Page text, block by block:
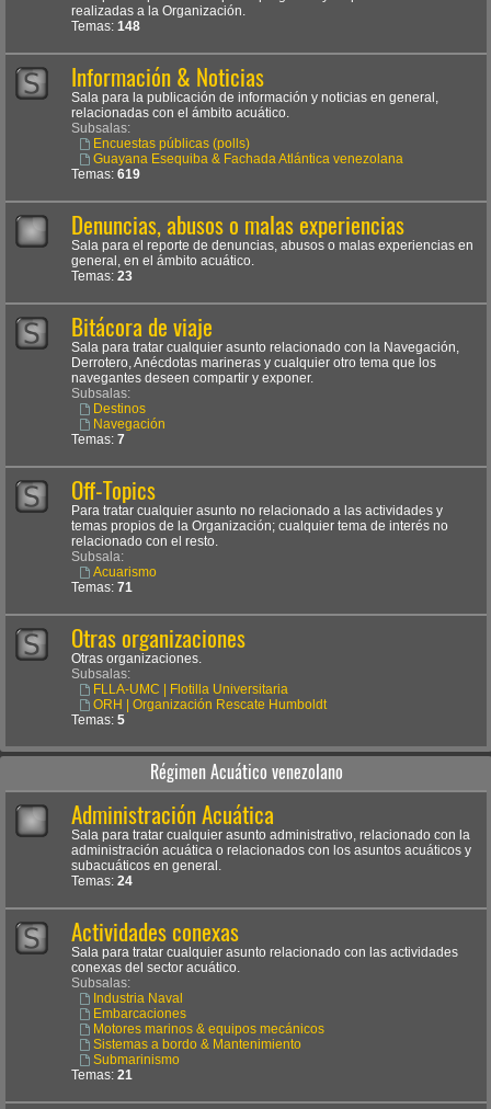
realizadas a la Organización.
Temas: 148
Información & Noticias
Sala para la publicación de información y noticias en general,
relacionadas con el ámbito acuático.
Subsalas:
Encuestas públicas (polls)
Guayana Esequiba & Fachada Atlántica venezolana
Temas: 619
Denuncias, abusos o malas experiencias
Sala para el reporte de denuncias, abusos o malas experiencias en
general, en el ámbito acuático.
Temas: 23
Bitácora de viaje
Sala para tratar cualquier asunto relacionado con la Navegación,
Derrotero, Anécdotas marineras y cualquier otro tema que los
navegantes deseen compartir y exponer.
Subsalas:
Destinos
Navegación
Temas: 7
Off-Topics
Para tratar cualquier asunto no relacionado a las actividades y
temas propios de la Organización; cualquier tema de interés no
relacionado con el resto.
Subsala:
Acuarismo
Temas: 71
Otras organizaciones
Otras organizaciones.
Subsalas:
FLLA-UMC | Flotilla Universitaria
ORH | Organización Rescate Humboldt
Temas: 5
Régimen Acuático venezolano
Administración Acuática
Sala para tratar cualquier asunto administrativo, relacionado con la
administración acuática o relacionados con los asuntos acuáticos y
subacuáticos en general.
Temas: 24
Actividades conexas
Sala para tratar cualquier asunto relacionado con las actividades
conexas del sector acuático.
Subsalas:
Industria Naval
Embarcaciones
Motores marinos & equipos mecánicos
Sistemas a bordo & Mantenimiento
Submarinismo
Temas: 21